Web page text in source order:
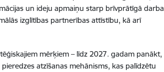
un ideju apmaiņu starp brīvprātīgā darba
izglītības partnerības attīstību, kā arī
mērķiem – līdz 2027. gadam panākt,
atzīšanas mehānisms, kas palīdzētu